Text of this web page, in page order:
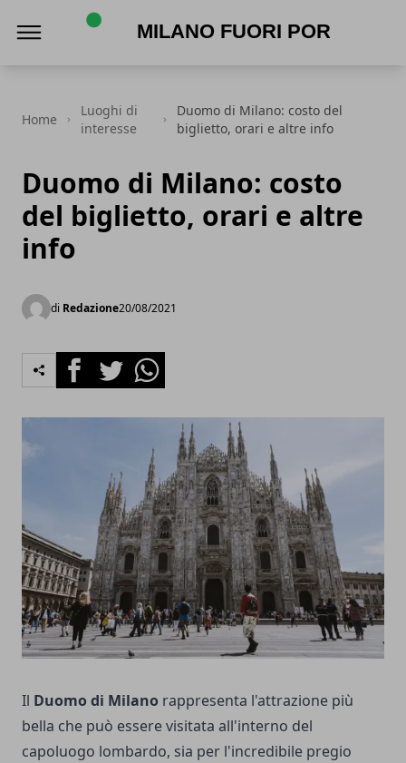
Home
Luoghi di
interesse
Duomo di Milano: costo del
biglietto, orari e altre info
Duomo di Milano: costo
del biglietto, orari e altre
info
di Redazione20/08/2021
FacebookTwitterWhatsapp
Il Duomo di Milano rappresenta l'attrazione più
bella che può essere visitata all'interno del
capoluogo lombardo, sia per l'incredibile pregio